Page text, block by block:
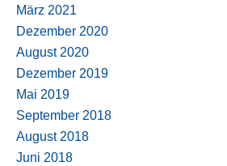
März 2021
Dezember 2020
August 2020
Dezember 2019
Mai 2019
September 2018
August 2018
Juni 2018